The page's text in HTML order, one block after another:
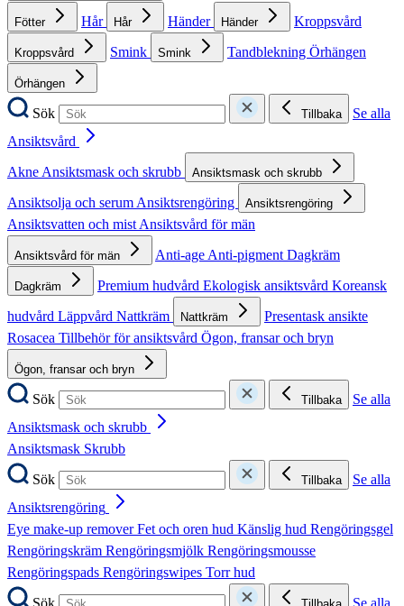
Fötter Hår Hår Händer Händer Kroppsvård
Kroppsvård Smink Smink Tandblekning Örhängen
Örhängen
Sök Tillbaka
Se alla
Ansiktsvård
AkneAnsiktsmask och skrubb Ansiktsmask och skrubb
Ansiktsolja och serumAnsiktsrengöring Ansiktsrengöring
Ansiktsvatten och mistAnsiktsvård för män
Ansiktsvård för män Anti-ageAnti-pigmentDagkräm
Dagkräm Premium hudvård Ekologisk ansiktsvård Koreansk
hudvård Läppvård Nattkräm Nattkräm
Presentask ansikte
Rosacea Tillbehör för ansiktsvård Ögon, fransar och bryn
Ögon, fransar och bryn
Sök Tillbaka
Se alla
Ansiktsmask och skrubb
Ansiktsmask Skrubb
Sök
Tillbaka
Se alla
Ansiktsrengöring
Eye make-up removerFet och oren hud Känslig hud Rengöringsgel
Rengöringskräm Rengöringsmjölk Rengöringsmousse
Rengöringspads Rengöringswipes Torr hud